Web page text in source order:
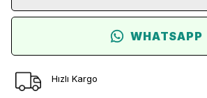
WHATSAPP
Hızlı Kargo